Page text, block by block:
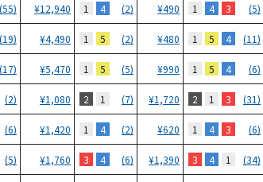
(55) ¥12,940 1 4 (2) ¥490 1 4 3 (5)
(19) ¥4,490 1 5 (2) ¥480 1 5 4 (11)
(17) ¥5,470 1 5 (5) ¥990 1 5 4 (6)
(2) ¥1,080 2 1 (7) ¥1,720 2 1 3 (31)
(6) ¥1,420 1 4 (2) ¥620 1 4 3 (6)
(5) ¥1,760 3 4 (6) ¥1,390 3 4 1 (34)